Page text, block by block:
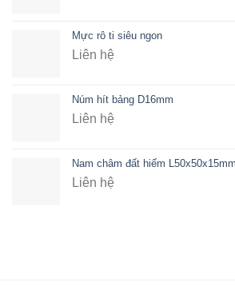
Mực rô ti siêu ngon
Liên hệ
Núm hít bảng D16mm
Liên hệ
Nam châm đất hiếm L50x50x15mm
Liên hệ